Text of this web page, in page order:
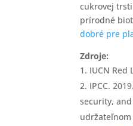
cukrovej
prírodné
dobré pre
Zdroje:
IUCN Red
IPCC.
security,